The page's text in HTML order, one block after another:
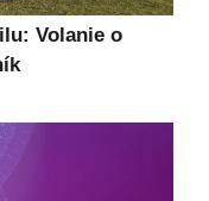
Volanie o